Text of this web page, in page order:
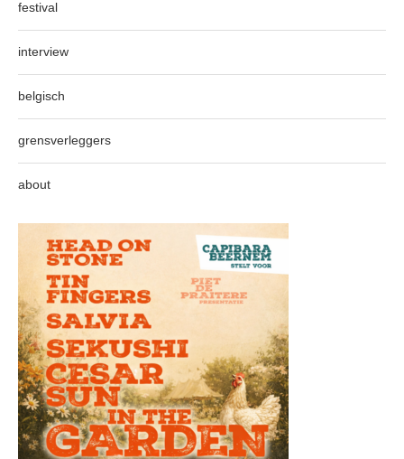
festival
interview
belgisch
grensverleggers
about